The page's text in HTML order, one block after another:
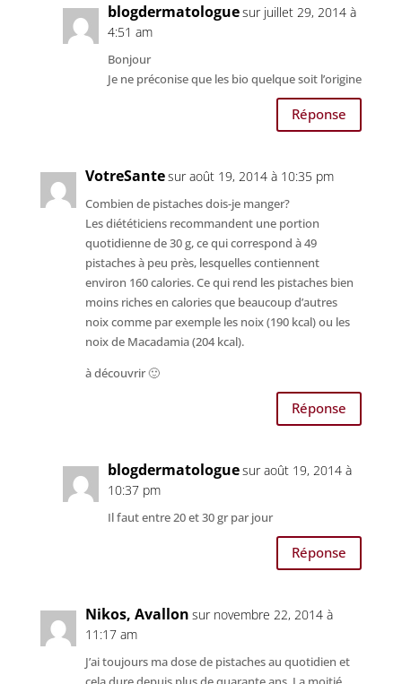
blogdermatologuesur juillet 29, 2014 à
4:51 am
Bonjour
Je ne préconise que les bio quelque soit l’origine
Réponse
VotreSantesur août 19, 2014 à 10:35 pm
Combien de pistaches dois-je manger?
Les diététiciens recommandent une portion
quotidienne de 30 g, ce qui correspond à 49
pistaches à peu près, lesquelles contiennent
environ 160 calories. Ce qui rend les pistaches bien
moins riches en calories que beaucoup d’autres
noix comme par exemple les noix (190 kcal) ou les
noix de Macadamia (204 kcal).
à découvrir 🙂
Réponse
blogdermatologuesur août 19, 2014 à
10:37 pm
Il faut entre 20 et 30 gr par jour
Réponse
Nikos, Avallon sur novembre 22, 2014 à
11:17 am
J’ai toujours ma dose de pistaches au quotidien et